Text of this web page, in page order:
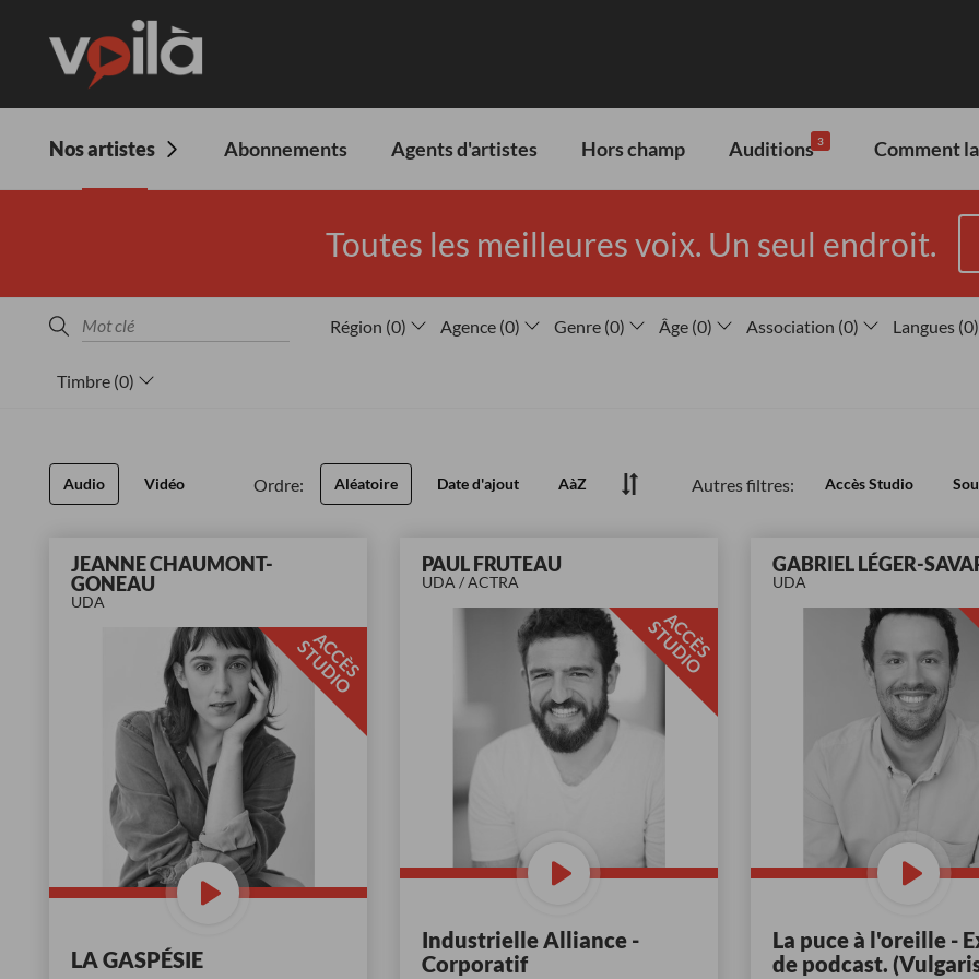
Nos artistes Abonnements Agents d'artistes Hors champ Auditions 3 Comment
Toutes les meilleures voix. Un seul endroit.
Région (0) Agence (0) Genre (0) Âge (0) Association (0) Langues (0)
Timbre (0)
Audio Vidéo Ordre: Aléatoire Date d'ajout AàZ Autres filtres: Accès Studio
JEANNE CHAUMONT-
GONEAU
UDA
A
C
C
È
S
S
T
U
D
I
O
LA GASPÉSIE
PAUL FRUTEAU
UDA / ACTRA
A
C
C
È
S
S
T
U
D
I
O
Industrielle Alliance -
Corporatif
GABRIEL LÉGER-
UDA
La puce à l'oreille -
de podcast.